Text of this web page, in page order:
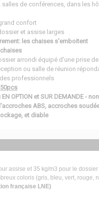
de conférences, dans les
confort
et assise larges
les chaises s'emboitent
arrondi équipé d'une prise de
ou salle de réunion
professionnels
OPTION et SUR DEMANDE - non
ABS, accroches
et diable
assise et 35 kg/m3 pour le dossier
coloris (gris, bleu, vert, rouge,
française LNE)